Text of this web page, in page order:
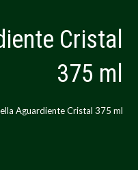
Cristal
375 ml
Aguardiente Cristal 375 ml